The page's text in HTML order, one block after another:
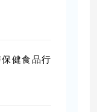
健食品行